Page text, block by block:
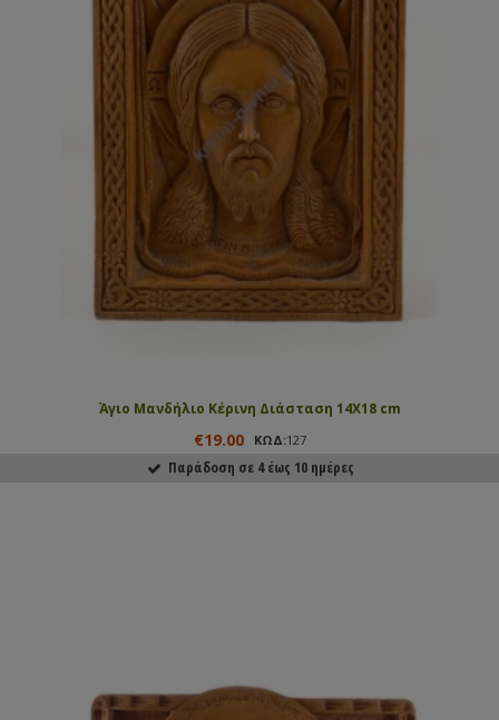
Άγιο Μανδήλιο Κέρινη Διάσταση 14Χ18 cm
€19.00 ΚΩΔ:127
Παράδοση σε 4 έως 10 ημέρες